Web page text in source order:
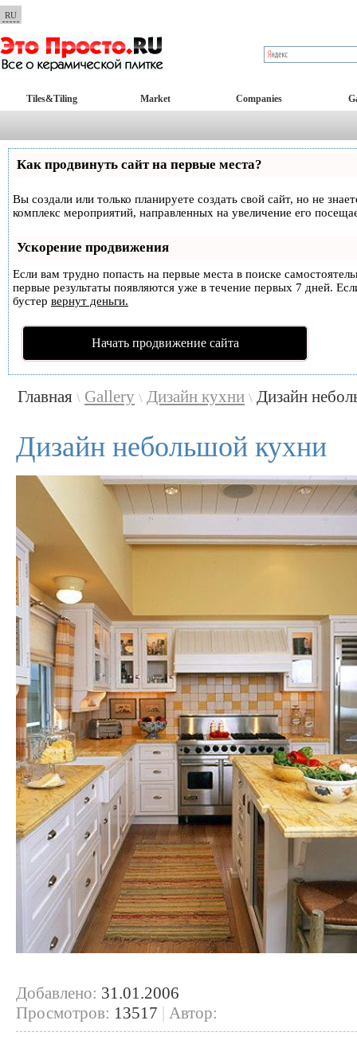
RU
Tiles&Tiling Market Companies
Как продвинуть сайт на первые места?
Вы создали или только планируете создать свой сайт, но не
комплекс мероприятий, направленных на увеличение его
Ускорение продвижения
Если вам трудно попасть на первые места в поиске
первые результаты появляются уже в течение первых 7 дней.
бустер вернут деньги.
Начать продвижение сайта
Главная \ Gallery \ Дизайн кухни \ Дизайн
Дизайн небольшой кухни
Добавлено: 31.01.2006
Просмотров: 13517 | Автор: